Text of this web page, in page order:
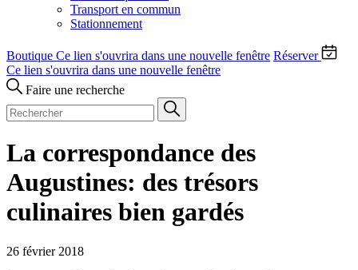
Transport en commun
Stationnement
Boutique Ce lien s'ouvrira dans une nouvelle fenêtre Réserver
Ce lien s'ouvrira dans une nouvelle fenêtre
Faire une recherche
La correspondance des
Augustines: des trésors
culinaires bien gardés
26 février 2018